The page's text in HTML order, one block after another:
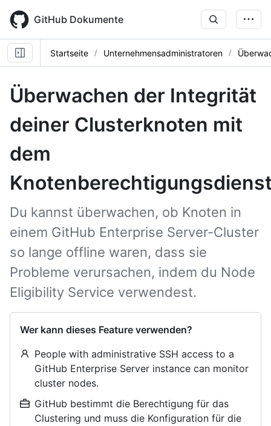
main
content
GitHub Dokumente
Startseite Unternehmensadministratoren
Überwachen der Integrität
deiner Clusterknoten mit
dem
Du kannst überwachen, ob Knoten in
einem GitHub Enterprise Server-Cluster
so lange offline waren, dass sie
Probleme verursachen, indem du Node
Eligibility Service verwendest.
Wer kann dieses Feature verwenden?
People with administrative SSH access to a
GitHub Enterprise Server instance can monitor
cluster nodes.
GitHub bestimmt die Berechtigung für das
Clustering und muss die Konfiguration für die